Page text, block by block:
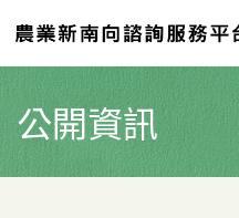
公開資訊